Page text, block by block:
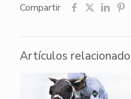
Compartir
Artículos